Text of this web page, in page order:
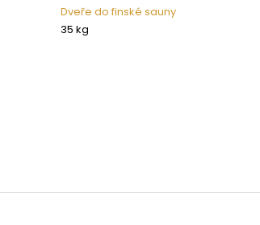
Dveře do finské sauny
35 kg
SAUNOVÁ KAMNA NA DŘEVO HARVIA